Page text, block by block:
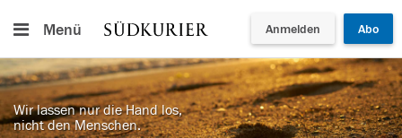
Menü Anmelden Abo
Wir lassen nur die Hand los,
nicht den Menschen.